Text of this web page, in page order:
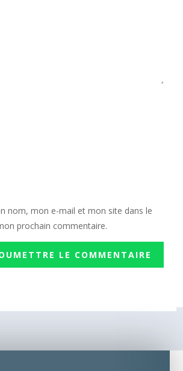
nom, mon e-mail et mon site dans le
prochain commentaire.
LE COMMENTAIRE